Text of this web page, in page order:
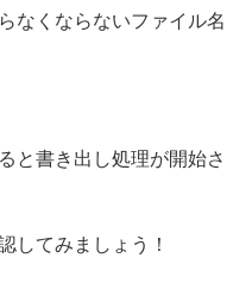
なくならないファイル名
と書き出し処理が開始さ
してみましょう！